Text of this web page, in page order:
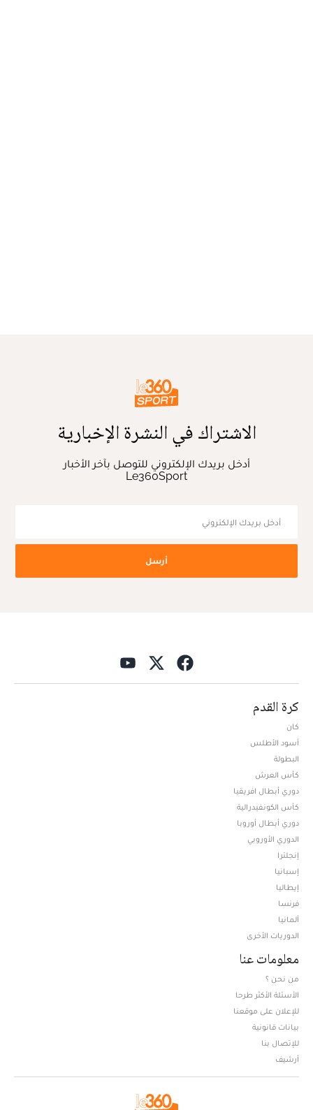
الاشتراك في النشرة الإخبارية
أدخل بريدك الإلكتروني للتوصل بآخر الأخبار
Le360Sport
أرسل
كرة القدم
كان
أسود الأطلس
البطولة
كأس العرش
دوري أبطال افريقيا
كأس الكونفيدرالية
دوري أبطال أوروبا
الدوري الأوروبي
إنجلترا
إسبانيا
إيطاليا
فرنسا
ألمانيا
الدوريات الأخرى
معلومات عنا
من نحن ؟
الأسئلة الأكثر طرحا
للإعلان على موقعنا
بيانات قانونية
للإتصال بنا
أرشيف